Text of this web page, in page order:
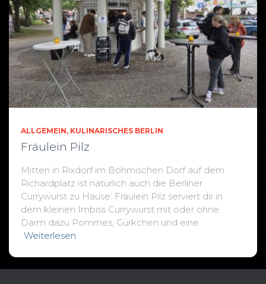
ALLGEMEIN KULINARISCHES BERLIN
Fräulein Pilz
Mitten in Rixdorf im Böhmischen Dorf auf dem
Richardplatz ist natürlich auch die Berliner
Currywurst zu Hause: Fräulein Pilz serviert dir in
dem kleinen Imbiss Currywurst mit oder ohne
Darm dazu Pommes, Gürkchen und eine
Weiterlesen